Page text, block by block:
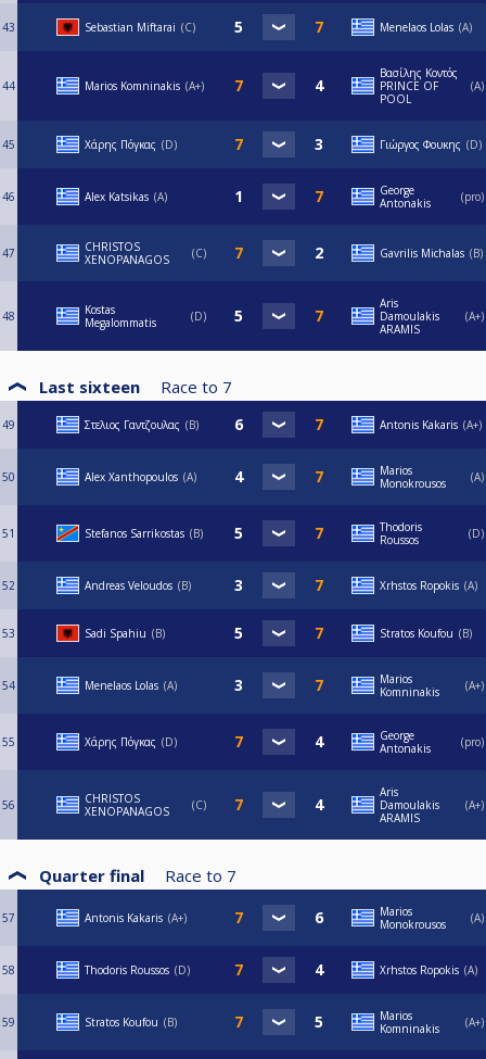
43 Sebastian Miftarai C Menelaos Lolas A
44 Marios Komninakis A+
Βασίλης Κοντός
PRINCE OF
POOL
A
45 Χάρης Πόγκας D Γιώργος Φουκης D
46 Alex Katsikas A
George
Antonakis
pro
47
CHRISTOS
XENOPANAGOS
C Gavrilis Michalas B
48
Kostas
Megalommatis
D
Aris
Damoulakis
ARAMIS
A+
Last sixteen Race to 7
49 Στελιος Γαντζουλας B Antonis Kakaris A+
50 Alex Xanthopoulos A
Marios
Monokrousos
A
51 Stefanos Sarrikostas Β
Thodoris
Roussos
D
52 Andreas Veloudos B Xrhstos Ropokis A
53 Sadi Spahiu Β Stratos Koufou B
54 Menelaos Lolas A
Marios
Komninakis
A+
55 Χάρης Πόγκας D
George
Antonakis
pro
56
CHRISTOS
XENOPANAGOS
C
Aris
Damoulakis
ARAMIS
A+
Quarter final Race to 7
57 Antonis Kakaris A+
Marios
Monokrousos
A
58 Thodoris Roussos D Xrhstos Ropokis A
59 Stratos Koufou B
Marios
Komninakis
A+